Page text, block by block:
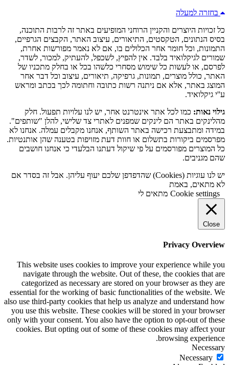
בחזרה למעלה
כל זכויות היוצרים והקניין הרוחני המופיעים באתר זה לרבות התוכנה,
בסיס הנתונים, הטקסטים, התיאורים, עיצוב האתר, הקבצים הגרפיים,
התמונות, וכל חומר אחר הכלולים בו, אם לא נאמר מפורשות אחרת,
שמורים לגיקלואיד בלבד. אין להפיץ, לשכפל, להעתיק, למכור, לשדר,
לפרסם, או לעשות כל שימוש מסחרי כלשהו בכל או בחלק מתכניו של
האתר, כולל מוצרים, תמונות, גרפיקה, תיאורים, עיצוב וכל דבר אחר
המוצג באתר, אלא אם ניתנה רשות כתובה וחתומה לכך בכתב ומראש
ע''י גיקלואיד.
גילוי נאות: כמו לכל אתר אינטרנט אחר, יש לנו עלויות תפעול. חלק
מהלינקים באתר הם לינקים שמפנים לאתרי צד שלישי, להלן "שותפים".
במידה ומתבצעת רכישה באתר השותף, אנחנו מקבלים עמלה. אנחנו לא
מפרסמים ביקורות בתשלום או חוות דעת מזויפות בטענה שהן אותנטיות.
כל המוצרים מפורסמים על פי שיקול דעתנו הבלעדי כי אנחנו חושבים
שהם מגניבים.
יש לנו עוגיות (Cookies) שהדפדפן שלכם יעוף עליהן. אבל זה בסדר אם
לא מתאים, באמת
Cookie settings מתאים לי
Close
Privacy Overview
This website uses cookies to improve your experience while you
navigate through the website. Out of these, the cookies that are
categorized as necessary are stored on your browser as they are
essential for the working of basic functionalities of the website. We
also use third-party cookies that help us analyze and understand how
you use this website. These cookies will be stored in your browser
only with your consent. You also have the option to opt-out of these
cookies. But opting out of some of these cookies may affect your
browsing experience.
Necessary
Necessary